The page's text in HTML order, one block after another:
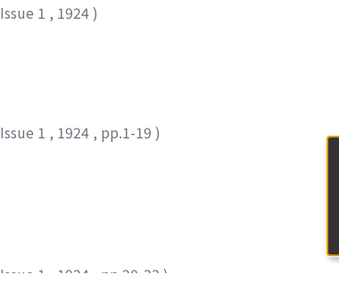
Issue 1 , 1924)
Issue 1 , 1924 , pp.1-19 )
Issue 1 1924 pp.20-33 )